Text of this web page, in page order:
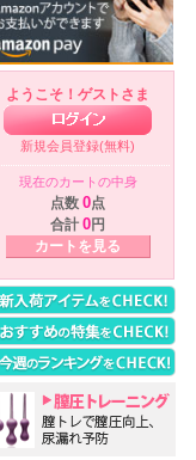
ようこそ！ゲストさま
新規会員登録(無料)
現在のカートの中身
点数 0点
合計 0円
カートを見る